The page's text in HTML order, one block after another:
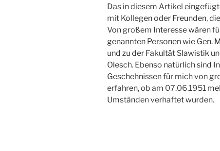
Das in diesem Artikel
mit Kollegen oder Freunden,
Von großem Interesse wären
genannten Personen wie Gen.
und zu der Fakultät Slawistik
Olesch. Ebenso natürlich sind
Geschehnissen für mich von
erfahren, ob am 07.06.1951
Umständen verhaftet wurden.